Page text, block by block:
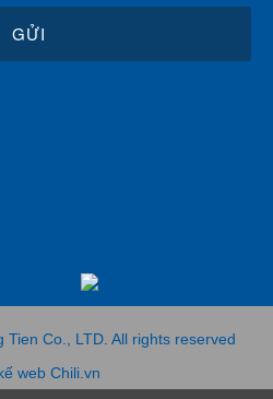
Co., LTD. All rights reserved
web Chili.vn